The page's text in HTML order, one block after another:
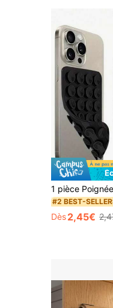
#2 BEST-
Dès2,45€